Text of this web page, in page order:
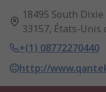
18495 South
33157, États-Unis
+(1) 08772270440
http://